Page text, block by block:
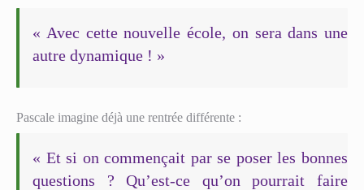
« Avec cette nouvelle école, on sera dans une
autre dynamique ! »
Pascale imagine déjà une rentrée différente :
« Et si on commençait par se poser les bonnes
questions ? Qu’est-ce qu’on pourrait faire